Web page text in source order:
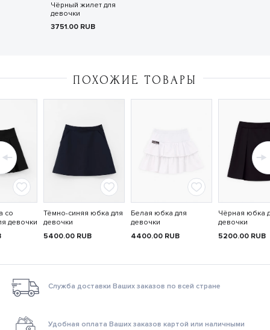
Чёрный жилет для
девочки
3751.00 RUB
ПОХОЖИЕ ТОВАРЫ
со
девочки
Тёмно-синяя юбка для
девочки
5400.00 RUB
Белая юбка для
девочки
4400.00 RUB
Чёрная юбка
девочки
5200.00 RUB
Служба доставки Ваших заказов по всей стране
Удобная оплата Ваших заказов картой или наличными